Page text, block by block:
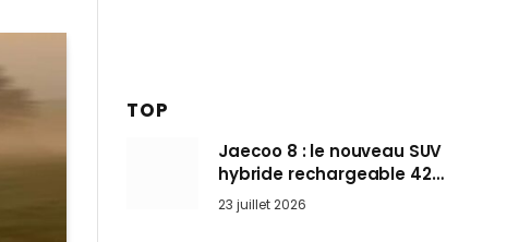
TOP
Jaecoo 8 : le nouveau SUV
hybride rechargeable 428
ch qui vise l’Audi Q7 arrive
en Europe cet automne
23 juillet 2026